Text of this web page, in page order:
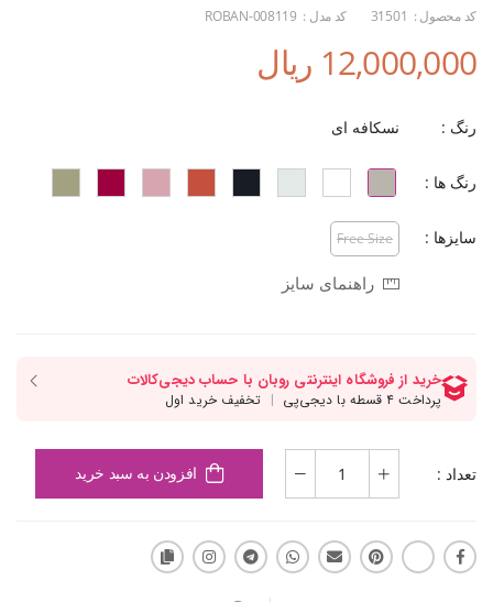
کد محصول : 31501 کد مدل : ROBAN-008119
12,000,000 ریال
رنگ : نسکافه ای
رنگ ها :
سایزها : Free Size
راهنمای سایز
تعداد : افزودن به سبد خرید